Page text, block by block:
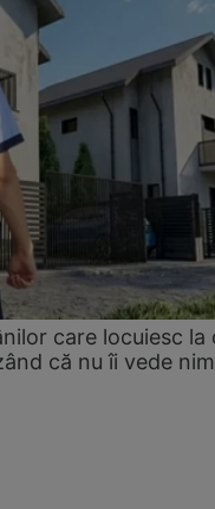
care locuiesc la
că nu îi vede